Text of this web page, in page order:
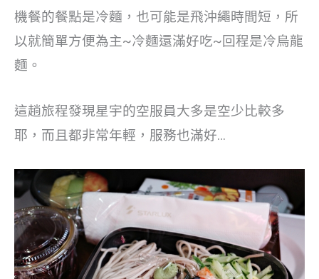
機餐的餐點是冷麵，也可能是飛沖繩時間短，所
以就簡單方便為主~冷麵還滿好吃~回程是冷烏龍
麵。
這趟旅程發現星宇的空服員大多是空少比較多
耶，而且都非常年輕，服務也滿好…